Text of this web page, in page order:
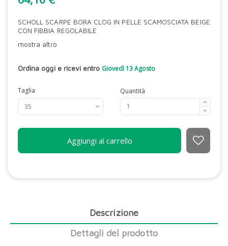
SCHOLL SCARPE BORA CLOG IN PELLE SCAMOSCIATA BEIGE
CON FIBBIA REGOLABILE
mostra altro
Ordina oggi e ricevi entro Giovedì 13 Agosto
Taglia Quantità
Aggiungi al carrello
Descrizione
Dettagli del prodotto